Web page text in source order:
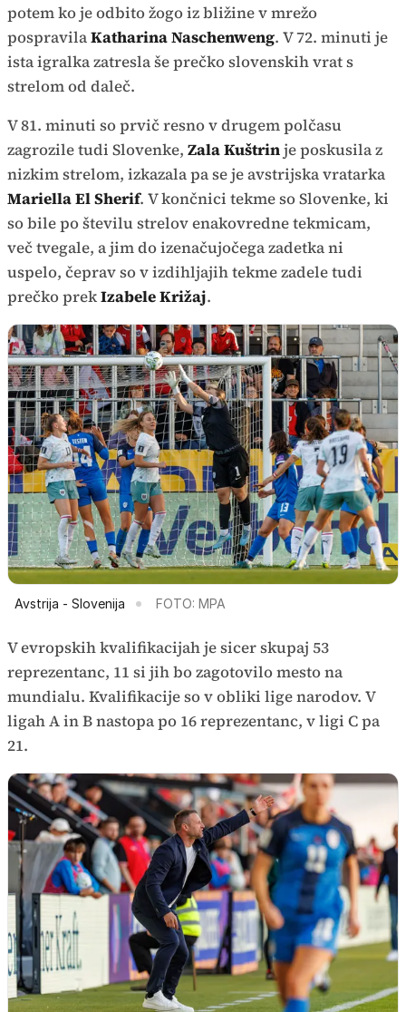
potem ko je odbito žogo iz bližine v mrežo
pospravilaKatharina Naschenweng. V 72. minuti je
ista igralka zatresla še prečko slovenskih vrat s
strelom od daleč.
V 81. minuti so prvič resno v drugem polčasu
zagrozile tudi Slovenke, Zala Kuštrinje poskusila z
nizkim strelom, izkazala pa se je avstrijska vratarka
Mariella El Sherif. V končnici tekme so Slovenke, ki
so bile po številu strelov enakovredne tekmicam,
več tvegale, a jim do izenačujočega zadetka ni
uspelo, čeprav so v izdihljajih tekme zadele tudi
prečko prekIzabele Križaj.
Avstrija - Slovenija FOTO: MPA
V evropskih kvalifikacijah je sicer skupaj 53
reprezentanc, 11 si jih bo zagotovilo mesto na
mundialu. Kvalifikacije so v obliki lige narodov. V
ligah A in B nastopa po 16 reprezentanc, v ligi C pa
21.